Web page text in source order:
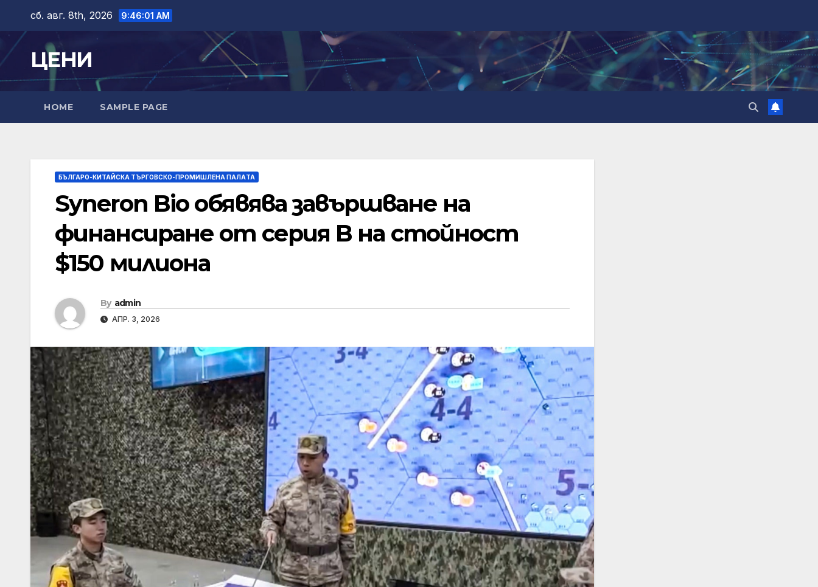
content
сб. авг. 8th, 2026 9:46:02 AM
ЦЕНИ
HOME SAMPLE PAGE
БЪЛГАРО-КИТАЙСКА ТЪРГОВСКО-ПРОМИШЛЕНА ПАЛAТА
Syneron Bio обявява завършване на
финансиране от серия B на стойност
$150 милиона
By admin
АПР. 3, 2026